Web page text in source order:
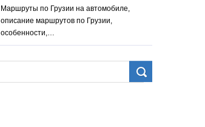
Маршруты по Грузии на автомобиле,
описание маршрутов по Грузии,
особенности,…